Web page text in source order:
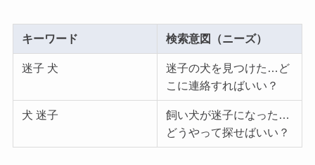
キーワード 検索意図（ニーズ）
迷子 犬
迷子の犬を見つけた…ど
こに連絡すればいい？
犬 迷子
飼い犬が迷子になった…
どうやって探せばいい？